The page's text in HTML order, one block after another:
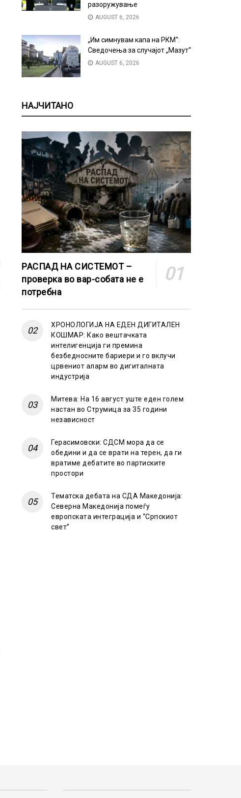
разоружување
AUGUST 6, 2026
„Им симнувам капа на РКМ“:
Сведочења за случајот „Мазут“
AUGUST 6, 2026
НАЈЧИТАНО
РАСПАД НА СИСТЕМОТ –
проверка во вар-собата не е
потребна
ХРОНОЛОГИЈА НА ЕДЕН ДИГИТАЛЕН
КОШМАР: Како вештачката
интелигенција ги премина
безбедносните бариери и го вклучи
црвениот аларм во дигиталната
индустрија
Митева: На 16 август уште еден голем
настан во Струмица за 35 години
независност
Герасимовски: СДСМ мора да се
обедини и да се врати на терен, да ги
вратиме дебатите во партиските
простори
Тематска дебата на СДА Македонија:
Северна Македонија помеѓу
европската интеграција и “Српскиот
свет”